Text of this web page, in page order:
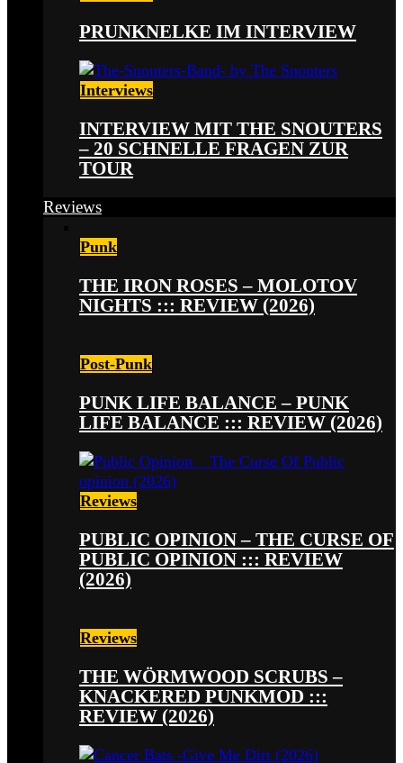
PRUNKNELKE IM INTERVIEW
Interviews
INTERVIEW MIT THE SNOUTERS
– 20 SCHNELLE FRAGEN ZUR
TOUR
Reviews
Punk
THE IRON ROSES – MOLOTOV
NIGHTS ::: REVIEW (2026)
Post-Punk
PUNK LIFE BALANCE – PUNK
LIFE BALANCE ::: REVIEW (2026)
Reviews
PUBLIC OPINION – THE CURSE OF
PUBLIC OPINION ::: REVIEW
(2026)
Reviews
THE WÖRMWOOD SCRUBS –
KNACKERED PUNKMOD :::
REVIEW (2026)